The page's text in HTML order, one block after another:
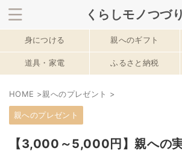
くらしモノつづり
サイト内を検索
春のおすすめ記事
身につける 親へのギフト
道具・家電 ふるさと納税
HOME >親へのプレゼント >
親へのプレゼント
【3,000～5,000円】親への